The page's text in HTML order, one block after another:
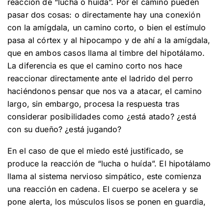
reacción de “lucha o huída”. Por el camino pueden
pasar dos cosas: o directamente hay una conexión
con la amígdala, un camino corto, o bien el estímulo
pasa al córtex y al hipocampo y de ahí a la amígdala,
que en ambos casos llama al timbre del hipotálamo.
La diferencia es que el camino corto nos hace
reaccionar directamente ante el ladrido del perro
haciéndonos pensar que nos va a atacar, el camino
largo, sin embargo, procesa la respuesta tras
considerar posibilidades como ¿está atado? ¿está
con su dueño? ¿está jugando?
En el caso de que el miedo esté justificado, se
produce la reacción de “lucha o huída”. El hipotálamo
llama al sistema nervioso simpático, este comienza
una reacción en cadena. El cuerpo se acelera y se
pone alerta, los músculos lisos se ponen en guardia,